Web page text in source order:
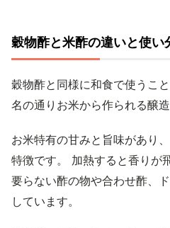
穀物酢と米酢の違いと使い
穀物酢と同様に和食で使うこ
名の通りお米から作られる醸造
お米特有の甘みと旨味があり
特徴です。 加熱すると香りが
要らない酢の物や合わせ酢、
しています。